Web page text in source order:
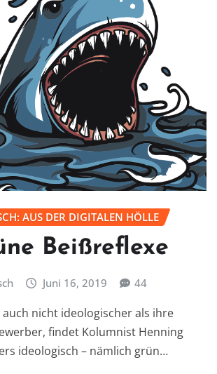
AUS DER DIGITALEN HÖLLE
Beißreflexe
Juni 16, 2019 44
nicht ideologischer als ihre
findet Kolumnist Henning
ideologisch – nämlich grün…